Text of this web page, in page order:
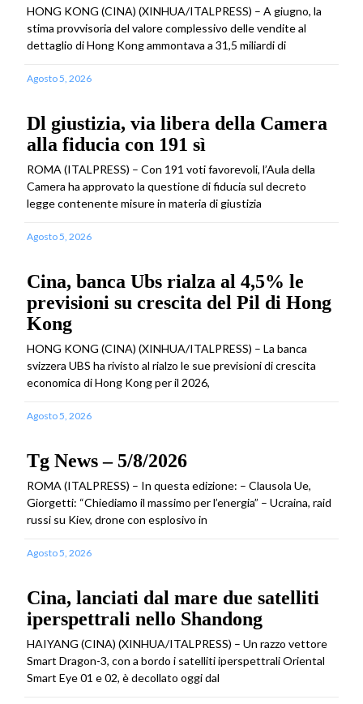
HONG KONG (CINA) (XINHUA/ITALPRESS) – A giugno, la
stima provvisoria del valore complessivo delle vendite al
dettaglio di Hong Kong ammontava a 31,5 miliardi di
Agosto 5, 2026
Dl giustizia, via libera della Camera
alla fiducia con 191 sì
ROMA (ITALPRESS) – Con 191 voti favorevoli, l’Aula della
Camera ha approvato la questione di fiducia sul decreto
legge contenente misure in materia di giustizia
Agosto 5, 2026
Cina, banca Ubs rialza al 4,5% le
previsioni su crescita del Pil di Hong
Kong
HONG KONG (CINA) (XINHUA/ITALPRESS) – La banca
svizzera UBS ha rivisto al rialzo le sue previsioni di crescita
economica di Hong Kong per il 2026,
Agosto 5, 2026
Tg News – 5/8/2026
ROMA (ITALPRESS) – In questa edizione: – Clausola Ue,
Giorgetti: “Chiediamo il massimo per l’energia” – Ucraina, raid
russi su Kiev, drone con esplosivo in
Agosto 5, 2026
Cina, lanciati dal mare due satelliti
iperspettrali nello Shandong
HAIYANG (CINA) (XINHUA/ITALPRESS) – Un razzo vettore
Smart Dragon-3, con a bordo i satelliti iperspettrali Oriental
Smart Eye 01 e 02, è decollato oggi dal